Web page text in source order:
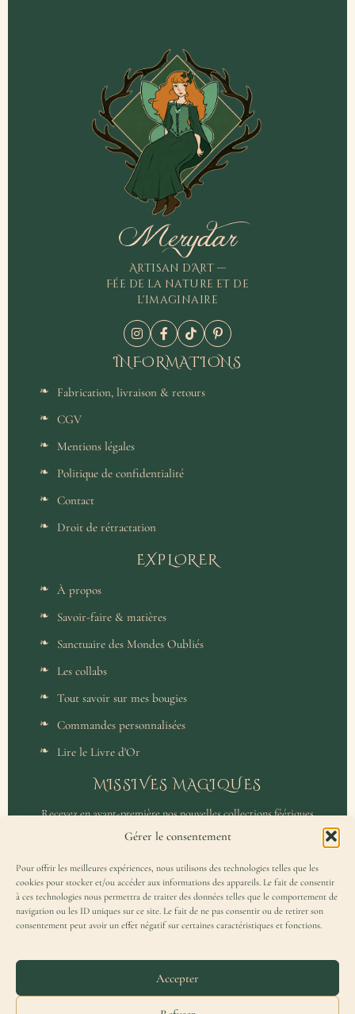
Gérer le consentement
Pour offrir les meilleures expériences, nous utilisons des technologies telles que les
cookies pour stocker et/ou accéder aux informations des appareils. Le fait de consentir
à ces technologies nous permettra de traiter des données telles que le comportement de
navigation ou les ID uniques sur ce site. Le fait de ne pas consentir ou de retirer son
consentement peut avoir un effet négatif sur certaines caractéristiques et fonctions.
Accepter
Merydar
Artisan d'Art —
Fée de la nature et de
l'imaginaire
INFORMATIONS
Fabrication, livraison & retours
CGV
Mentions légales
Politique de confidentialité
Contact
Droit de rétractation
EXPLORER
À propos
Savoir-faire & matières
Sanctuaire des Mondes Oubliés
Les collabs
Tout savoir sur mes bougies
Commandes personnalisées
Lire le Livre d'Or
MISSIVES MAGIQUES
Recevez en avant-première nos nouvelles collections féériques
et un accès privilégié aux coulisses de l'atelier.
J'accepte de recevoir la Missive Magique et j'ai lu lapolitique de